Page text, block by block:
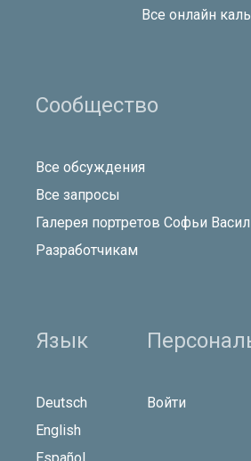
Все онлайн
Сообщество
Все обсуждения
Все запросы
Галерея портретов Софьи
Разработчикам
Язык
Deutsch
English
Español
Войти